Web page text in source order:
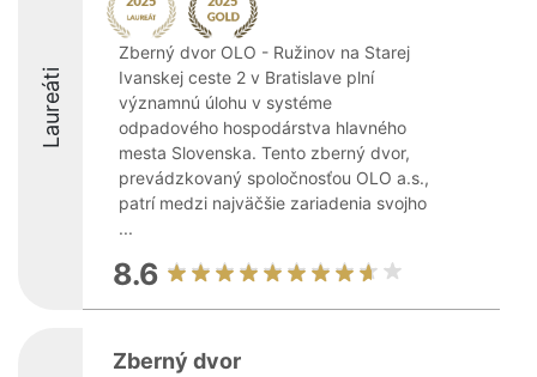
Laureáti
Zberný dvor OLO - Ružinov na Starej
Ivanskej ceste 2 v Bratislave plní
významnú úlohu v systéme
odpadového hospodárstva hlavného
mesta Slovenska. Tento zberný dvor,
prevádzkovaný spoločnosťou OLO a.s.,
patrí medzi najväčšie zariadenia svojho
...
8.6
Zberný dvor